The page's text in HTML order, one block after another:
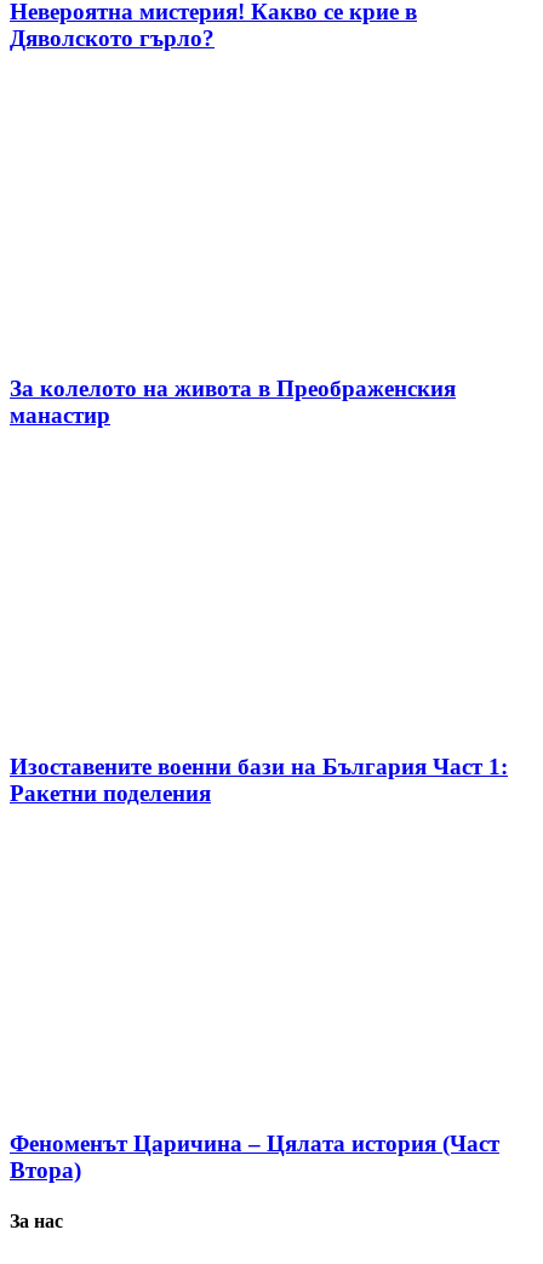
Невероятна мистерия! Какво се крие в
Дяволското гърло?
За колелото на живота в Преображенския
манастир
Изоставените военни бази на България Част 1:
Ракетни поделения
Феноменът Царичина – Цялата история (Част
Втора)
За нас